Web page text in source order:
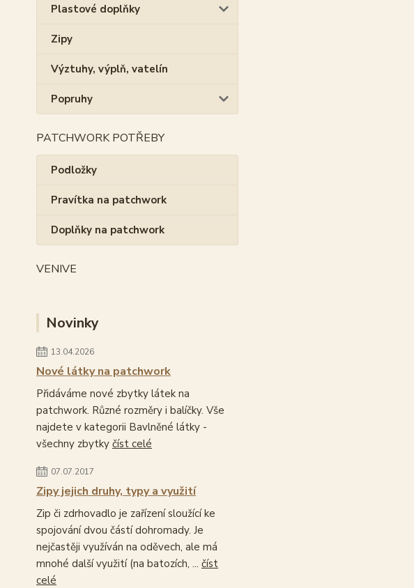
Plastové doplňky
Zipy
Výztuhy, výplň, vatelín
Popruhy
PATCHWORK POTŘEBY
Podložky
Pravítka na patchwork
Doplňky na patchwork
VENIVE
Novinky
13.04.2026
Nové látky na patchwork
Přidáváme nové zbytky látek na
patchwork. Různé rozměry i balíčky. Vše
najdete v kategorii Bavlněné látky -
všechny zbytky číst celé
07.07.2017
Zipy jejich druhy, typy a využití
Zip či zdrhovadlo je zařízení sloužící ke
spojování dvou částí dohromady. Je
nejčastěji využíván na oděvech, ale má
mnohé další využití (na batozích, ... číst
celé